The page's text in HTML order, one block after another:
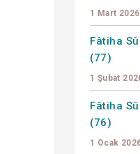
1 Mart 2026
Fâtiha
(77)
1 Şubat
Fâtiha
(76)
1 Ocak